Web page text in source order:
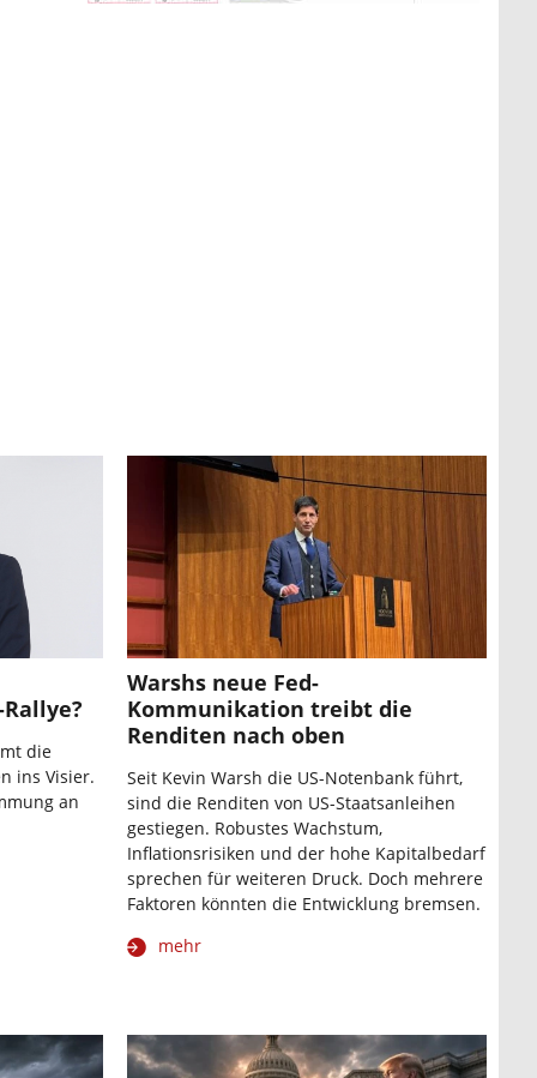
die
ins Visier.
an
Warshs neue Fed-
Kommunikation treibt die
Renditen nach oben
Seit Kevin Warsh die US-Notenbank führt,
sind die Renditen von US-Staatsanleihen
gestiegen. Robustes Wachstum,
Inflationsrisiken und der hohe Kapitalbedarf
sprechen für weiteren Druck. Doch mehrere
Faktoren könnten die Entwicklung bremsen.
mehr